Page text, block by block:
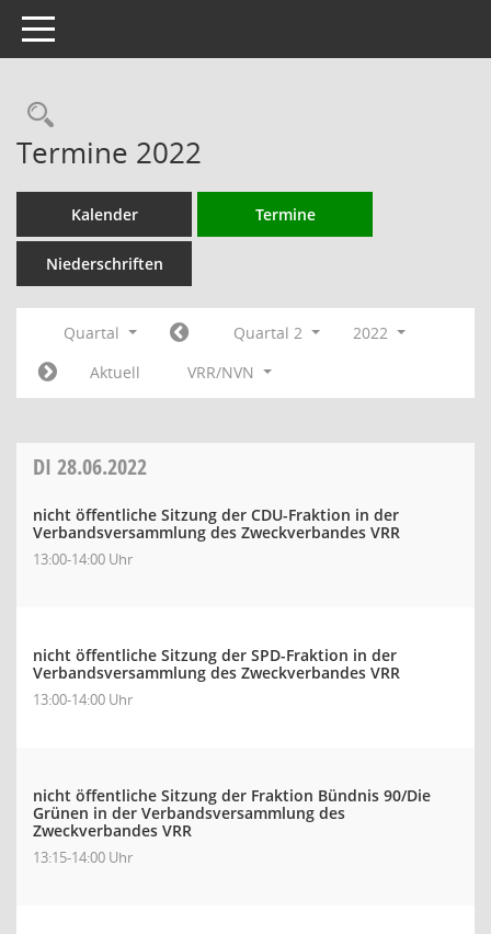
Toggle navigation
Rechercheauswahl
Termine 2022
Kalender Termine
Niederschriften
Quartal Quartal 2
2022
Aktuell
VRR/NVN
DI 28.06.2022
nicht öffentliche Sitzung der CDU-Fraktion in der
Verbandsversammlung des Zweckverbandes VRR
13:00-14:00 Uhr
nicht öffentliche Sitzung der SPD-Fraktion in der
Verbandsversammlung des Zweckverbandes VRR
13:00-14:00 Uhr
nicht öffentliche Sitzung der Fraktion Bündnis 90/Die
Grünen in der Verbandsversammlung des
Zweckverbandes VRR
13:15-14:00 Uhr